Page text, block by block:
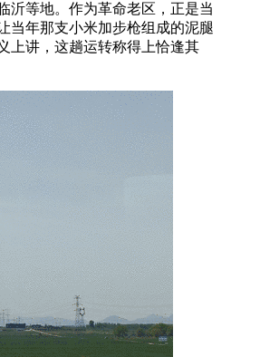
沂等地。作为革命老区，正是当
当年那支小米加步枪组成的泥腿
上讲，这趟运转称得上恰逢其